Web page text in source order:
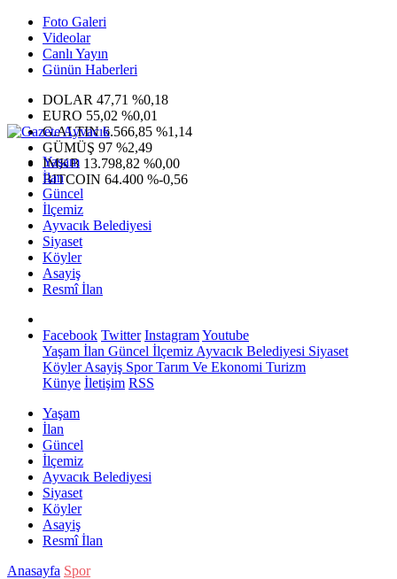
Foto Galeri
Videolar
Canlı Yayın
Günün Haberleri
DOLAR 47,71 %0,18
EURO 55,02 %0,01
G.ALTIN6.566,85 %1,14
GÜMÜŞ 97 %2,49
IMKB 13.798,82 %0,00
BITCOIN 64.400 %-0,56
Yaşam
İlan
Güncel
İlçemiz
Ayvacık Belediyesi
Siyaset
Köyler
Asayiş
Resmî İlan
Facebook Twitter InstagramYoutube
Yaşam İlan Güncel İlçemiz Ayvacık Belediyesi Siyaset
KöylerAsayiş SporTarım Ve Ekonomi Turizm
Künye İletişim RSS
Yaşam
İlan
Güncel
İlçemiz
Ayvacık Belediyesi
Siyaset
Köyler
Asayiş
Resmî İlan
Anasayfa Spor